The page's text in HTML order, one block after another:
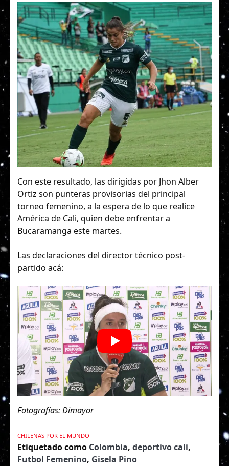
Con este resultado, las dirigidas por Jhon Alber
Ortiz son punteras provisorias del principal
torneo femenino, a la espera de lo que realice
América de Cali, quien debe enfrentar a
Bucaramanga este martes.
Las declaraciones del director técnico post-
partido acá:
Fotografías: Dimayor
CHILENAS POR EL MUNDO
Etiquetado como Colombia, deportivo cali,
Futbol Femenino, Gisela Pino